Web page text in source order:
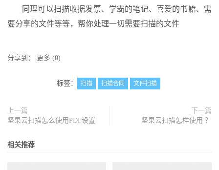
同理可以扫描收据发票、学霸的笔记、喜爱的书籍、需
要分享的文件等等，帮你处理一切需要扫描的文件
分享到： 更多 (0)
标签： 扫描 扫描合同 文件扫描
上一篇
坚果云扫描怎么使用PDF设置
下一篇
坚果云扫描怎样使用 ？
相关推荐